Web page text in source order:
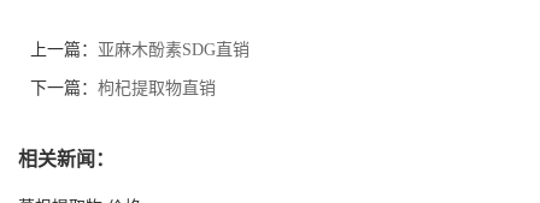
上一篇： 亚麻木酚素SDG直销
下一篇： 枸杞提取物直销
相关新闻：